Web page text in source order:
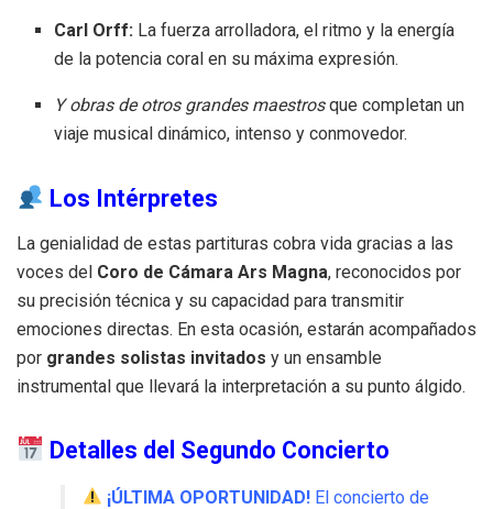
Carl Orff: La fuerza arrolladora, el ritmo y la energía
de la potencia coral en su máxima expresión.
Y obras de otros grandes maestrosque completan un
viaje musical dinámico, intenso y conmovedor.
Los Intérpretes
La genialidad de estas partituras cobra vida gracias a las
voces del Coro de Cámara Ars Magna, reconocidos por
su precisión técnica y su capacidad para transmitir
emociones directas. En esta ocasión, estarán acompañados
por grandes solistas invitados y un ensamble
instrumental que llevará la interpretación a su punto álgido.
Detalles del Segundo Concierto
¡ÚLTIMA OPORTUNIDAD! El concierto de